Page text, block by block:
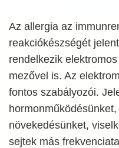
Az allergia az
reakciókészségét
rendelkezik
mezővel is. Az
fontos szabályozói.
növekedésünket,
sejtek más